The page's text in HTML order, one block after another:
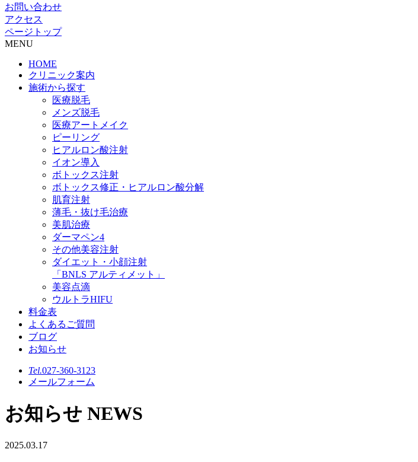
お問い合わせ
アクセス
ページトップ
MENU
HOME
クリニック案内
施術から探す
医療脱毛
メンズ脱毛
医療アートメイク
ピーリング
ヒアルロン酸注射
イオン導入
ボトックス注射
ボトックス修正・ヒアルロン酸分解
肌育注射
薄毛・抜け毛治療
美肌治療
ダーマペン4
その他美容注射
ダイエット・小顔注射
「BNLS アルティメット」
美容点滴
ウルトラHIFU
料金表
よくあるご質問
ブログ
お知らせ
Tel.027-360-3123
メールフォーム
お知らせ NEWS
2025.03.17